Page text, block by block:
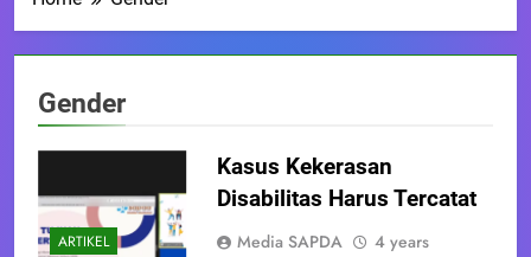
Gender
ARTIKEL
Kasus Kekerasan
Disabilitas Harus Tercatat
Media SAPDA
4 years